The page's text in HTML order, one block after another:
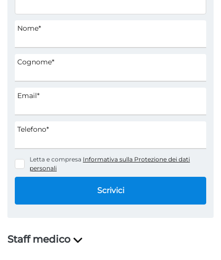
Nome*
Cognome*
Email*
Telefono*
Letta e compresa Informativa sulla Protezione dei dati
personali
Scrivici
Staff medico